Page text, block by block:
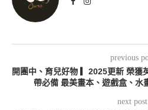
previous
開團中、育兒好物 ▎2025更新 榮獲
帶必備 最美畫本、遊戲盒、水
next post